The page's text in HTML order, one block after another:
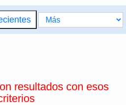
resultados con esos